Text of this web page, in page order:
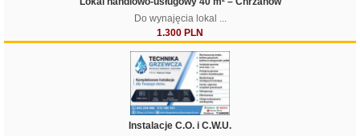
Do wynajęcia lokal ...
1.300 PLN
Instalacje C.O. i C.W.U.